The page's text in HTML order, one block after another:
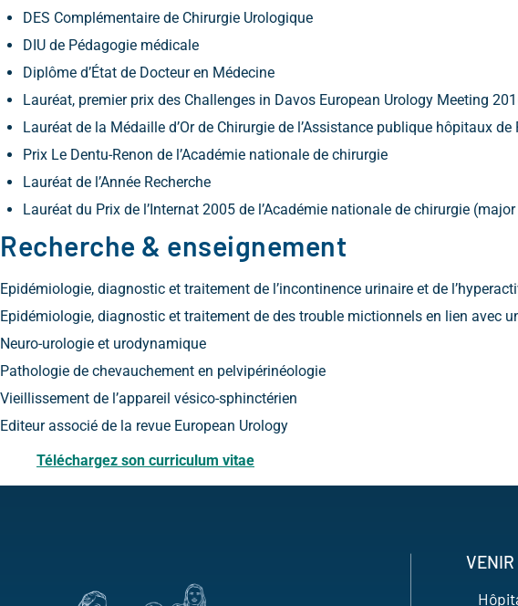
DES Complémentaire de Chirurgie Urologique
DIU de Pédagogie médicale
Diplôme d’État de Docteur en Médecine
Lauréat, premier prix des Challenges in Davos European Urology Meeting
Lauréat de la Médaille d’Or de Chirurgie de l’Assistance publique hôpitaux de
Prix Le Dentu-Renon de l’Académie nationale de chirurgie
Lauréat de l’Année Recherche
Lauréat du Prix de l’Internat 2005 de l’Académie nationale de chirurgie
Recherche & enseignement
Epidémiologie, diagnostic et traitement de l’incontinence urinaire et de
Epidémiologie, diagnostic et traitement de des trouble mictionnels en lien avec
Neuro-urologie et urodynamique
Pathologie de chevauchement en pelvipérinéologie
Vieillissement de l’appareil vésico-sphinctérien
Editeur associé de la revue European Urology
Téléchargez son curriculum vitae
VENIR